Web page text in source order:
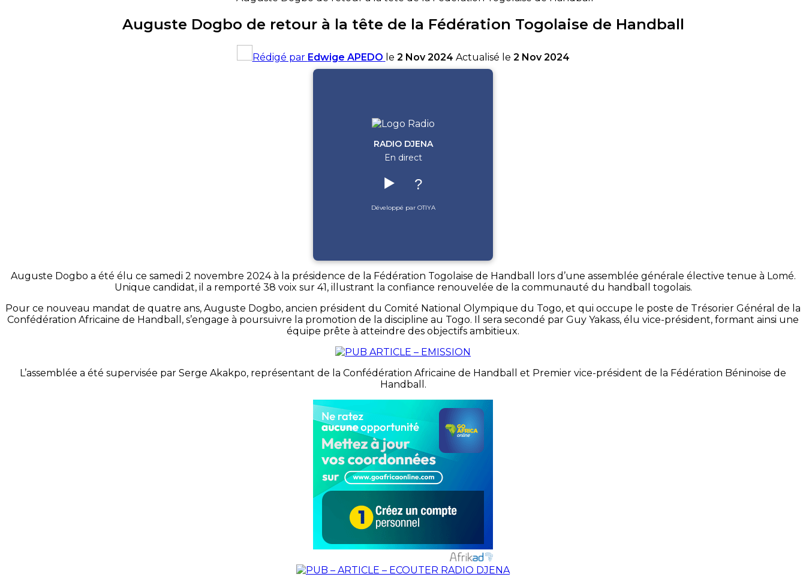
Auguste Dogbo de retour à la tête de la Fédération Togolaise de Handball
Rédigé par Edwige APEDO le 2 Nov 2024 Actualisé le 2 Nov 2024
RADIO DJENA
En direct
▶️ ?
Développé par OTIYA
Auguste Dogbo a été élu ce samedi 2 novembre 2024 à la présidence de la Fédération Togolaise de Handball lors d’une assemblée générale élective tenue à Lomé.
Unique candidat, il a remporté 38 voix sur 41, illustrant la confiance renouvelée de la communauté du handball togolais.
Pour ce nouveau mandat de quatre ans, Auguste Dogbo, ancien président du Comité National Olympique du Togo, et qui occupe le poste de Trésorier Général de la
Confédération Africaine de Handball, s’engage à poursuivre la promotion de la discipline au Togo. Il sera secondé par Guy Yakass, élu vice-président, formant ainsi une
équipe prête à atteindre des objectifs ambitieux.
L’assemblée a été supervisée par Serge Akakpo, représentant de la Confédération Africaine de Handball et Premier vice-président de la Fédération Béninoise de
Handball.